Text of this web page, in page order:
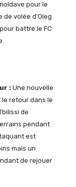
pour le
volée d’Oleg
battre le FC
:Une nouvelle
le retour dans le
de
pendant
est
mais un
de rejouer